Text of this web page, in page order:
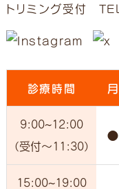
トリミング受付
診療時間 月
9:00~12:00
（受付～11:30）
●
15:00~19:00